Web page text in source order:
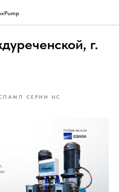
г.
СЕРИИ HC